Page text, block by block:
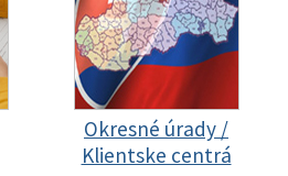
Okresné úrady /
Klientske centrá